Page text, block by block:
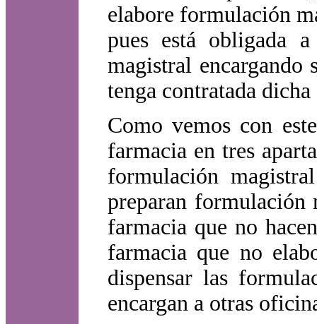
elabore formulación
pues está obligada
magistral
tenga contratada
Como vemos con
farmacia en tres
formulación
preparan formulación
farmacia que no
farmacia que no
dispensar las
encargan a otras